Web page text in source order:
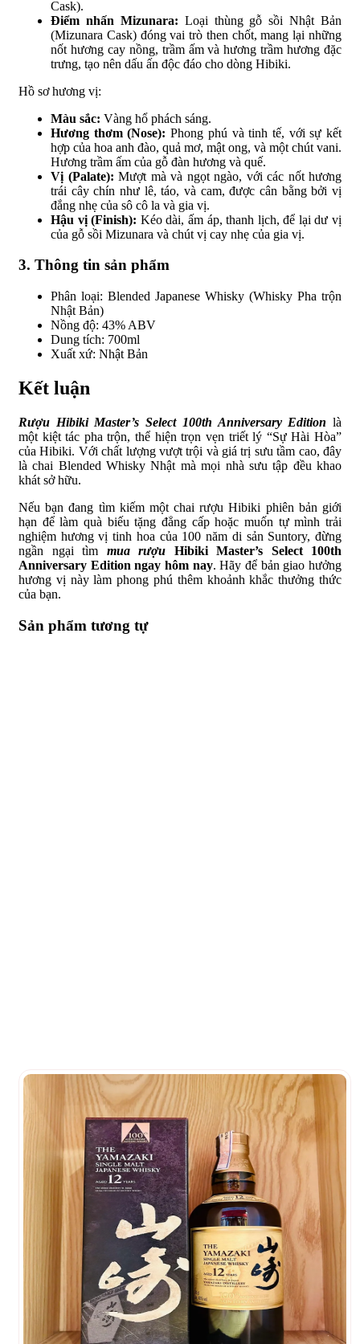
Cask).
Điểm nhấn Mizunara: Loại thùng gỗ sồi Nhật Bản
(Mizunara Cask) đóng vai trò then chốt, mang lại những
nốt hương cay nồng, trầm ấm và hương trầm hương đặc
trưng, tạo nên dấu ấn độc đáo cho dòng Hibiki.
Hồ sơ hương vị:
Màu sắc: Vàng hổ phách sáng.
Hương thơm (Nose): Phong phú và tinh tế, với sự kết
hợp của hoa anh đào, quả mơ, mật ong, và một chút vani.
Hương trầm ấm của gỗ đàn hương và quế.
Vị (Palate): Mượt mà và ngọt ngào, với các nốt hương
trái cây chín như lê, táo, và cam, được cân bằng bởi vị
đắng nhẹ của sô cô la và gia vị.
Hậu vị (Finish): Kéo dài, ấm áp, thanh lịch, để lại dư vị
của gỗ sồi Mizunara và chút vị cay nhẹ của gia vị.
3. Thông tin sản phẩm
Phân loại: Blended Japanese Whisky (Whisky Pha trộn
Nhật Bản)
Nồng độ: 43% ABV
Dung tích: 700ml
Xuất xứ: Nhật Bản
Kết luận
Rượu Hibiki Master’s Select 100th Anniversary Edition là
một kiệt tác pha trộn, thể hiện trọn vẹn triết lý “Sự Hài Hòa”
của Hibiki. Với chất lượng vượt trội và giá trị sưu tầm cao, đây
là chai Blended Whisky Nhật mà mọi nhà sưu tập đều khao
khát sở hữu.
Nếu bạn đang tìm kiếm một chai rượu Hibiki phiên bản giới
hạn để làm quà biếu tặng đẳng cấp hoặc muốn tự mình trải
nghiệm hương vị tinh hoa của 100 năm di sản Suntory, đừng
ngần ngại tìm mua rượu Hibiki Master’s Select 100th
Anniversary Edition ngay hôm nay. Hãy để bản giao hưởng
hương vị này làm phong phú thêm khoảnh khắc thưởng thức
của bạn.
Sản phẩm tương tự